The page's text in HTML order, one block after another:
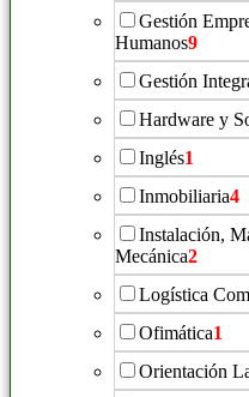
Gestión
Humanos9
Gestión
Hardware y
Inglés1
Inmobiliaria4
Instalación,
Mecánica2
Logística
Ofimática1
Orientación